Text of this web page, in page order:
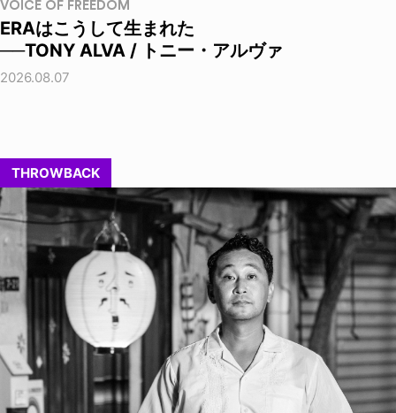
VOICE OF FREEDOM
ERAはこうして生まれた
──TONY ALVA / トニー・アルヴァ
2026.08.07
THROWBACK